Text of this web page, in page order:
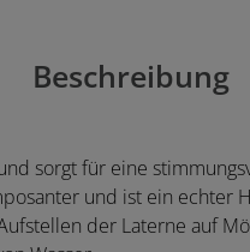
Beschreibung
sorgt für eine
und ist ein echter
der Laterne auf